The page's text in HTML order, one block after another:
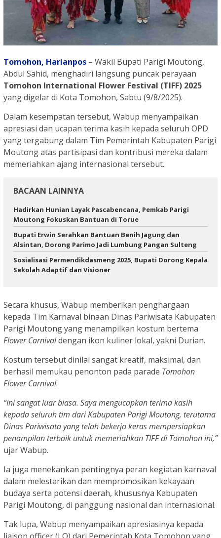
Tomohon, Harianpos – Wakil Bupati Parigi Moutong,
Abdul Sahid, menghadiri langsung puncak perayaan
Tomohon International Flower Festival (TIFF) 2025
yang digelar di Kota Tomohon, Sabtu (9/8/2025).
Dalam kesempatan tersebut, Wabup menyampaikan
apresiasi dan ucapan terima kasih kepada seluruh OPD
yang tergabung dalam Tim Pemerintah Kabupaten Parigi
Moutong atas partisipasi dan kontribusi mereka dalam
memeriahkan ajang internasional tersebut.
BACAAN LAINNYA
Hadirkan Hunian Layak Pascabencana, Pemkab Parigi
Moutong Fokuskan Bantuan di Torue
Bupati Erwin Serahkan Bantuan Benih Jagung dan
Alsintan, Dorong Parimo Jadi Lumbung Pangan Sulteng
Sosialisasi Permendikdasmeng 2025, Bupati Dorong Kepala
Sekolah Adaptif dan Visioner
Secara khusus, Wabup memberikan penghargaan
kepada Tim Karnaval binaan Dinas Pariwisata Kabupaten
Parigi Moutong yang menampilkan kostum bertema
Flower Carnivaldengan ikon kuliner lokal, yakni Durian.
Kostum tersebut dinilai sangat kreatif, maksimal, dan
berhasil memukau penonton pada parade Tomohon
Flower Carnival.
“Ini sangat luar biasa. Saya mengucapkan terima kasih
kepada seluruh tim dari Kabupaten Parigi Moutong, terutama
Dinas Pariwisata yang telah bekerja keras mempersiapkan
penampilan terbaik untuk memeriahkan TIFF di Tomohon ini,”
ujar Wabup.
Ia juga menekankan pentingnya peran kegiatan karnaval
dalam melestarikan dan mempromosikan kekayaan
budaya serta potensi daerah, khususnya Kabupaten
Parigi Moutong, di panggung nasional dan internasional.
Tak lupa, Wabup menyampaikan apresiasinya kepada